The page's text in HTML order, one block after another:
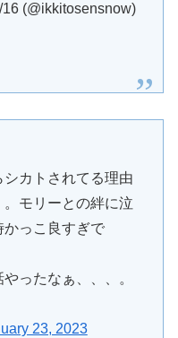
(@ikkitosensnow)
カトされてる理由
モリーとの絆に泣
かっこ良すぎで
ったなぁ、、、。
23, 2023